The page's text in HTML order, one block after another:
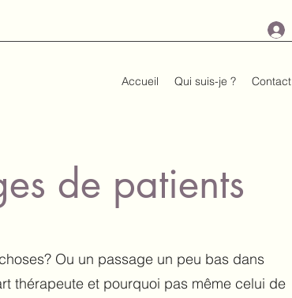
Accueil Qui suis-je ? Contact
de patients
Ou un passage un peu bas dans
thérapeute et pourquoi pas même celui de